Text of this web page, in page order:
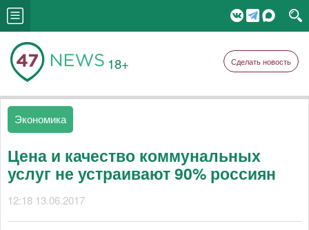
18+ Сделать новость
Экономика
Цена и качество коммунальных
услуг не устраивают 90% россиян
12:18 13.06.2017